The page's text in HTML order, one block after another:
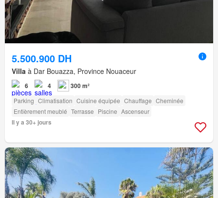
5.500.900 DH
Villa à Dar Bouazza, Province Nouaceur
6 4 300 m²
Parking Climatisation Cuisine équipée Chauffage Cheminée
Entièrement meublé Terrasse Piscine Ascenseur
Il y a 30+ jours